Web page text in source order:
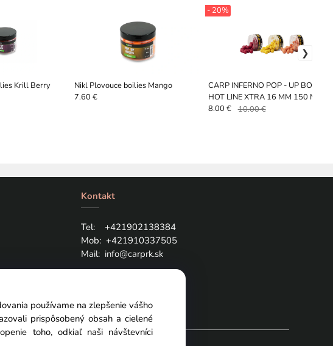
Krill Berry
Nikl Plovouce boilies Mango
7.60 €
CARP INFERNO POP - UP BOILIES
HOT LINE XTRA 16 MM 150 ML
- 20%
8.00 € 10.00 €
Kontakt
Tel: +421902138384
Mob: +421910337505
Mail: info@carprk.sk
používame na zlepšenie vášho
prispôsobený obsah a cielené
toho, odkiaľ naši návštevníci